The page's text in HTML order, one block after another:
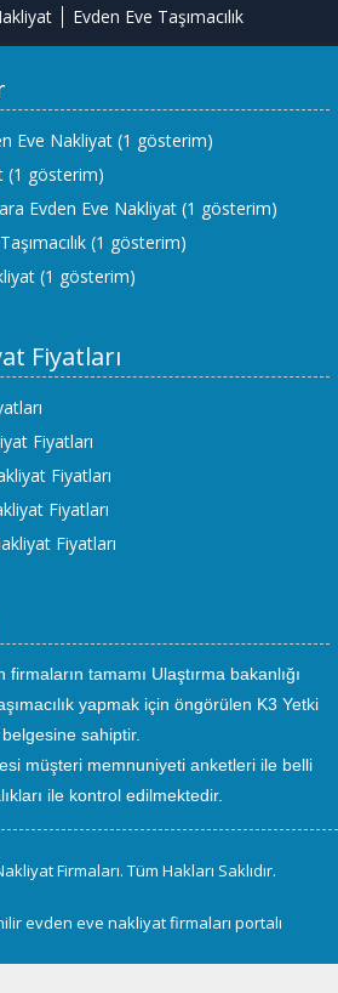
Evden Eve Taşımacılık
Eve Nakliyat (1 gösterim)
(1 gösterim)
Evden Eve Nakliyat (1 gösterim)
(1 gösterim)
(1 gösterim)
Fiyatları
Fiyatları
Fiyatları
Fiyatları
Fiyatları
firmaların tamamı Ulaştırma bakanlığı
yapmak için öngörülen K3 Yetki
belgesine sahiptir.
müşteri memnuniyeti anketleri ile belli
ile kontrol edilmektedir.
Firmaları. Tüm Hakları Saklıdır.
evden eve nakliyat firmaları portalı